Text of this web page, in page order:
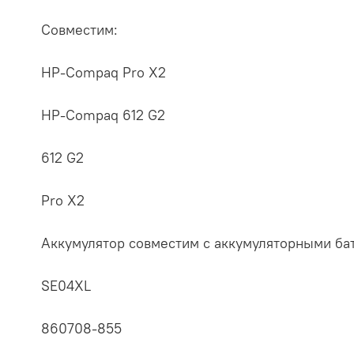
Совместим:
HP-Compaq Pro X2
HP-Compaq 612 G2
612 G2
Pro X2
Аккумулятор cовместим с аккумуляторными
SE04XL
860708-855